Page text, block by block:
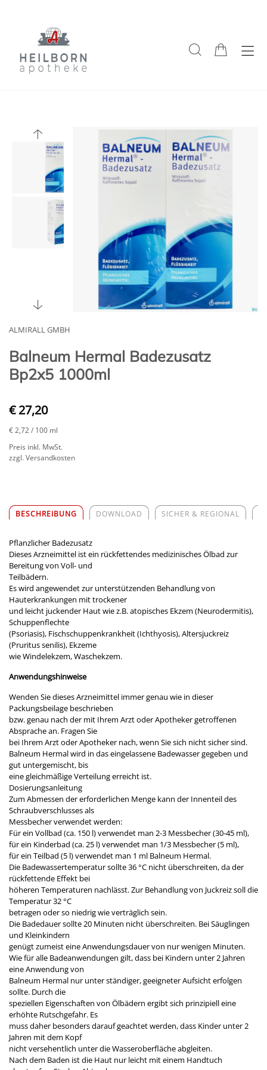
ALMIRALL GMBH
Balneum Hermal Badezusatz
Bp2x5 1000ml
€ 27,20
€ 2,72/ 100 ml
Preis inkl. MwSt.
zzgl. Versandkosten
BESCHREIBUNG DOWNLOAD SICHER & REGIONAL
Pflanzlicher Badezusatz
Dieses Arzneimittel ist ein rückfettendes medizinisches Ölbad zur
Bereitung von Voll- und
Teilbädern.
Es wird angewendet zur unterstützenden Behandlung von
Hauterkrankungen mit trockener
und leicht juckender Haut wie z.B. atopisches Ekzem (Neurodermitis),
Schuppenflechte
(Psoriasis), Fischschuppenkrankheit (Ichthyosis), Altersjuckreiz
(Pruritus senilis), Ekzeme
wie Windelekzem, Waschekzem.
Anwendungshinweise
Wenden Sie dieses Arzneimittel immer genau wie in dieser
Packungsbeilage beschrieben
bzw. genau nach der mit Ihrem Arzt oder Apotheker getroffenen
Absprache an. Fragen Sie
bei Ihrem Arzt oder Apotheker nach, wenn Sie sich nicht sicher sind.
Balneum Hermal wird in das eingelassene Badewasser gegeben und
gut untergemischt, bis
eine gleichmäßige Verteilung erreicht ist.
Dosierungsanleitung
Zum Abmessen der erforderlichen Menge kann der Innenteil des
Schraubverschlusses als
Messbecher verwendet werden:
Für ein Vollbad (ca. 150 l) verwendet man 2-3 Messbecher (30-45 ml),
für ein Kinderbad (ca. 25 l) verwendet man 1/3 Messbecher (5 ml),
für ein Teilbad (5 l) verwendet man 1 ml Balneum Hermal.
Die Badewassertemperatur sollte 36 °C nicht überschreiten, da der
rückfettende Effekt bei
höheren Temperaturen nachlässt. Zur Behandlung von Juckreiz soll die
Temperatur 32 °C
betragen oder so niedrig wie verträglich sein.
Die Badedauer sollte 20 Minuten nicht überschreiten. Bei Säuglingen
und Kleinkindern
genügt zumeist eine Anwendungsdauer von nur wenigen Minuten.
Wie für alle Badeanwendungen gilt, dass bei Kindern unter 2 Jahren
eine Anwendung von
Balneum Hermal nur unter ständiger, geeigneter Aufsicht erfolgen
sollte. Durch die
speziellen Eigenschaften von Ölbädern ergibt sich prinzipiell eine
erhöhte Rutschgefahr. Es
muss daher besonders darauf geachtet werden, dass Kinder unter 2
Jahren mit dem Kopf
nicht versehentlich unter die Wasseroberfläche abgleiten.
Nach dem Baden ist die Haut nur leicht mit einem Handtuch